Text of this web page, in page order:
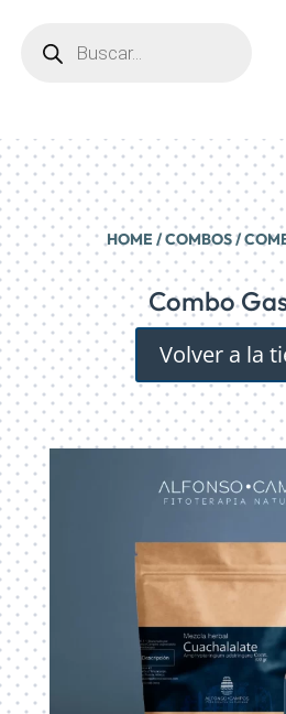
productos
HOME /COMBOS/
Combo
Volver a la